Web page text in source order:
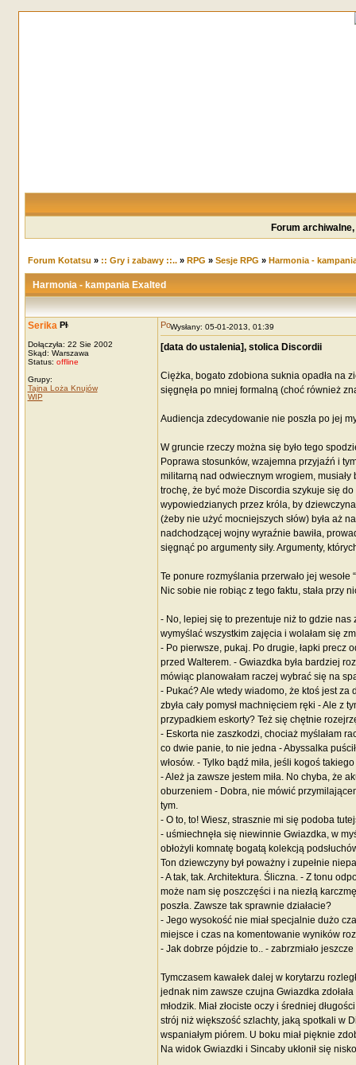
Forum
Forum Kotatsu » :: Gry i zabawy ::..» RPG » Sesje RPG » Harmonia -
Harmonia - kampania Exalted
Serika
Dołączyła: 22 Sie 2002
Skąd: Warszawa
Status: offline
Grupy:
Tajna Loża Knujów
WIP
Wysłany: 05-01-2013, 01:39
[data do ustalenia], stolica Discordii
Ciężka, bogato zdobiona suknia opadła na
sięgnęła po mniej formalną (choć również
Audiencja zdecydowanie nie poszła po jej
W gruncie rzeczy można się było tego
Poprawa stosunków, wzajemna przyjaźń i
militarną nad odwiecznym wrogiem,
trochę, że być może Discordia szykuje się
wypowiedzianych przez króla, by
(żeby nie użyć mocniejszych słów) była aż
nadchodzącej wojny wyraźnie bawiła,
sięgnąć po argumenty siły. Argumenty,
Te ponure rozmyślania przerwało jej wesołe
Nic sobie nie robiąc z tego faktu, stała przy
- No, lepiej się to prezentuje niż to gdzie nas
wymyślać wszystkim zajęcia i wolałam się
- Po pierwsze, pukaj. Po drugie, łapki precz
przed Walterem. - Gwiazdka była bardziej
mówiąc planowałam raczej wybrać się na
- Pukać? Ale wtedy wiadomo, że ktoś jest
zbyła cały pomysł machnięciem ręki - Ale
przypadkiem eskorty? Też się chętnie
- Eskorta nie zaszkodzi, chociaż myślałam
co dwie panie, to nie jedna - Abyssalka
włosów. - Tylko bądź miła, jeśli kogoś
- Ależ ja zawsze jestem miła. No chyba, że
oburzeniem - Dobra, nie mówić
tym.
- O to, to! Wiesz, strasznie mi się podoba
- uśmiechnęła się niewinnie Gwiazdka, w
obłożyli komnatę bogatą kolekcją
Ton dziewczyny był poważny i zupełnie
- A tak, tak. Architektura. Śliczna. - Z tonu
może nam się poszczęści i na niezłą
poszła. Zawsze tak sprawnie działacie?
- Jego wysokość nie miał specjalnie dużo
miejsce i czas na komentowanie wyników
- Jak dobrze pójdzie to.. - zabrzmiało
Tymczasem kawałek dalej w korytarzu
jednak nim zawsze czujna Gwiazdka
młodzik. Miał złociste oczy i średniej
strój niż większość szlachty, jaką spotkali w
wspaniałym piórem. U boku miał pięknie
Na widok Gwiazdki i Sincaby ukłonił się